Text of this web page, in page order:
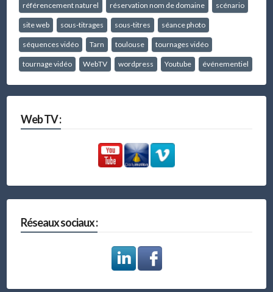
référencement naturel réservation nom de domaine scénario
site web sous-titrages sous-titres séance photo
séquences vidéo Tarn toulouse tournages vidéo
tournage vidéo WebTV wordpress Youtube événementiel
Web TV :
Réseaux sociaux :